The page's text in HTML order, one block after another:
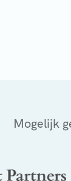
Mogelijk